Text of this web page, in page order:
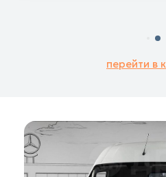
перейти в